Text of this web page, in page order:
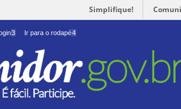
Simplifique!
3 Ir para o rodapé4